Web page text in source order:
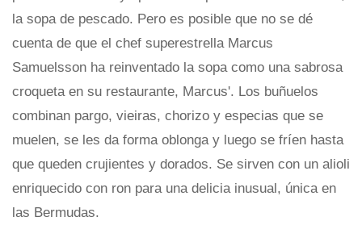
la sopa de pescado. Pero es posible que no se dé
cuenta de que el chef superestrella Marcus
Samuelsson ha reinventado la sopa como una sabrosa
croqueta en su restaurante, Marcus'. Los buñuelos
combinan pargo, vieiras, chorizo ​​y especias que se
muelen, se les da forma oblonga y luego se fríen hasta
que queden crujientes y dorados. Se sirven con un alioli
enriquecido con ron para una delicia inusual, única en
las Bermudas.